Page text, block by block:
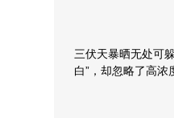
三伏天暴晒无处可
白”，却忽略了高